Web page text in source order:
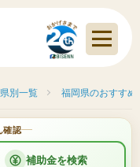
別一覧 福岡県のおすす
確認
補助金を検索